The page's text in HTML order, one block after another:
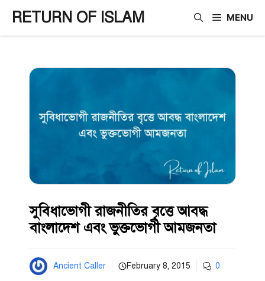
content
RETURN OF ISLAM MENU
সুবিধাভোগী রাজনীতির বৃত্তে আবদ্ধ
বাংলাদেশ এবং ভুক্তভোগী আমজনতা
Ancient Caller February 8, 2015 0